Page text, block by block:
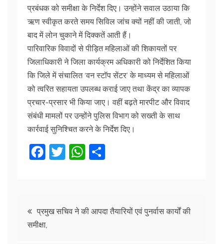
प्रबंधक को समीक्षा के निर्देश दिए। उन्होंने सवाल उठाया कि
ऋण स्वीकृत करते समय सिविल जांच क्यों नहीं की जाती, जो
बाद में लोन चुकाने में दिक्कतें आती हैं।
पारिवारिक विवादों से पीड़ित महिलाओं की शिकायतों पर
जिलाधिकारी ने जिला कार्यक्रम अधिकारी को निर्देशित किया
कि जिले में संचालित ‘वन स्टॉप सेंटर’ के माध्यम से महिलाओं
को त्वरित सहायता उपलब्ध कराई जाए तथा केंद्र का व्यापक
प्रचार-प्रसार भी किया जाए। वहीं बढ़ते मारपीट और विवाद
संबंधी मामलों पर उन्होंने पुलिस विभाग को सख्ती के साथ
कार्रवाई सुनिश्चित करने के निर्देश दिए।
F
b
o
T
W
A
Post
navigation
प्रमुख सचिव ने की आपदा तैयारियों एवं पुनर्वास कार्यों की
समीक्षा,